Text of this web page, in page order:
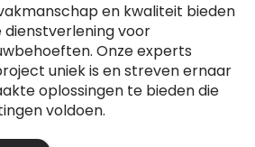
en kwaliteit bieden
dienstverlening voor
Onze experts
uniek is en streven ernaar
oplossingen te bieden die
voldoen.